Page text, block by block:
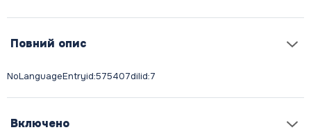
Повний опис
Включено